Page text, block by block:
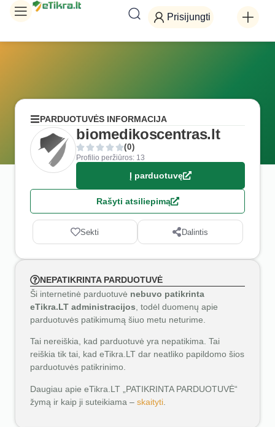
Prisijungti
PARDUOTUVĖS INFORMACIJA
biomedikoscentras.lt
(0)
Profilio peržiūros: 13
Į parduotuvę
Rašyti atsiliepimą
Sekti Dalintis
NEPATIKRINTA PARDUOTUVĖ
Ši internetinė parduotuvė nebuvo patikrinta
eTikra.LT administracijos , todėl duomenų apie
parduotuvės patikimumą šiuo metu neturime.
Tai nereiškia, kad parduotuvė yra nepatikima. Tai
reiškia tik tai, kad eTikra.LT dar neatliko papildomo šios
parduotuvės patikrinimo.
Daugiau apie eTikra.LT „PATIKRINTA PARDUOTUVĖ“
žymą ir kaip ji suteikiama – skaityti